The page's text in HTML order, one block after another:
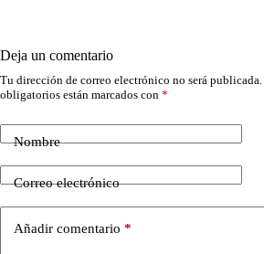
Deja un comentario
Tu dirección de correo electrónico no será publicada.
obligatorios están marcados con *
Nombre
Correo electrónico
Añadir comentario *